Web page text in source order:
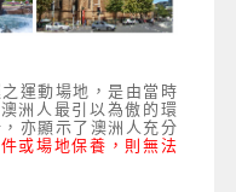
運動場地，是由當時
洲人最引以為傲的環
亦顯示了澳洲人充分
件或場地保養，則無法